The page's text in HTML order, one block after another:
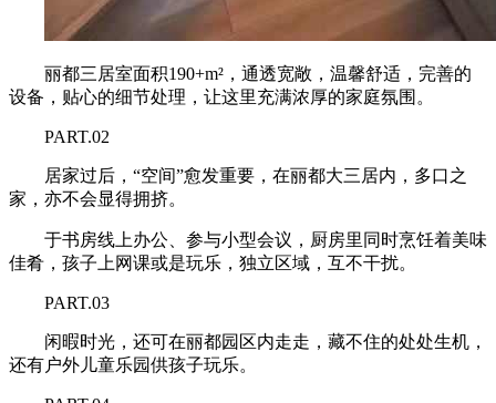
丽都三居室面积190+m²，通透宽敞，温馨舒适，完善的
设备，贴心的细节处理，让这里充满浓厚的家庭氛围。
PART.02
居家过后，“空间”愈发重要，在丽都大三居内，多口之
家，亦不会显得拥挤。
于书房线上办公、参与小型会议，厨房里同时烹饪着美味
佳肴，孩子上网课或是玩乐，独立区域，互不干扰。
PART.03
闲暇时光，还可在丽都园区内走走，藏不住的处处生机，
还有户外儿童乐园供孩子玩乐。